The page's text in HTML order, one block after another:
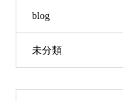
blog
未分類